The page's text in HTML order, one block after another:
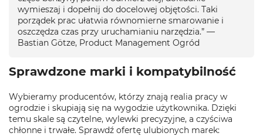
wymieszaj i dopełnij do docelowej objętości. Taki
porządek prac ułatwia równomierne smarowanie i
oszczędza czas przy uruchamianiu narzędzia.” —
Bastian Götze, Product Management Ogród
Sprawdzone marki i kompatybilność
Wybieramy producentów, którzy znają realia pracy w
ogrodzie i skupiają się na wygodzie użytkownika. Dzięki
temu skale są czytelne, wylewki precyzyjne, a czyściwa
chłonne i trwałe. Sprawdź ofertę ulubionych marek: